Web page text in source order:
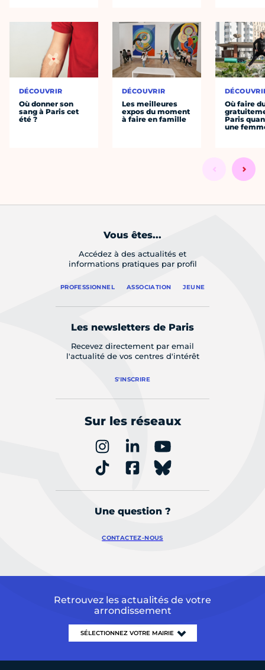
DÉCOUVRIR
Où donner son
sang à Paris cet
été ?
DÉCOUVRIR
Les meilleures
expos du moment
à faire en famille
Où faire
Paris
une
Vous êtes...
Accédez à des actualités et
informations pratiques par profil
PROFESSIONNEL ASSOCIATION JEUNE
Les newsletters de Paris
Recevez directement par email
l'actualité de vos centres d'intérêt
S'INSCRIRE
Sur les réseaux
Une question ?
CONTACTEZ-NOUS
Retrouvez les actualités de votre
arrondissement